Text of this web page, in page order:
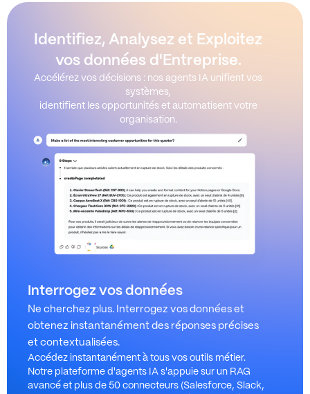
Identifiez, Analysez et Exploitez
vos données d'Entreprise.
Accélérez vos décisions : nos agents IA unifient vos
systèmes,
identifient les opportunités et automatisent votre
organisation.
Interrogez vos données
Ne cherchez plus. Interrogez vos données et
obtenez instantanément des réponses précises
et contextualisées.
Accédez instantanément à tous vos outils métier.
Notre plateforme d'agents IA s'appuie sur un RAG
avancé et plus de 50 connecteurs (Salesforce, Slack,